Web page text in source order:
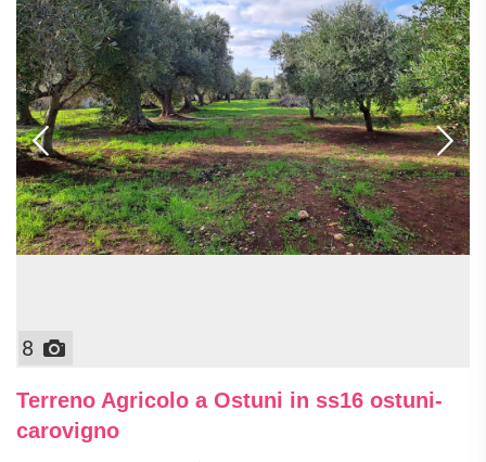
8
Terreno Agricolo a Ostuni in ss16 ostuni-
carovigno